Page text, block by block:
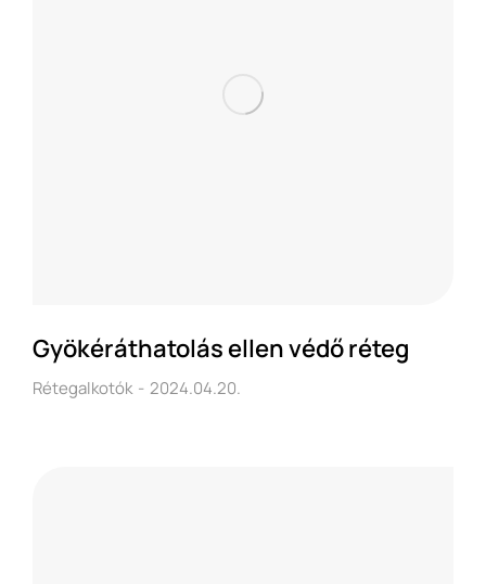
Gyökéráthatolás ellen védő réteg
Rétegalkotók 2024.04.20.